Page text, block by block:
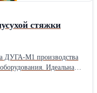
стяжки
ДУГА-М1 производства
Идеальна
40кг! Складная рама,
надёжный пусковой